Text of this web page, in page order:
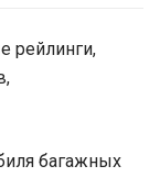
рейлинги,
багажных